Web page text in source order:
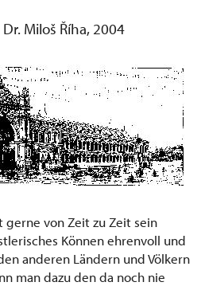
Miloš Říha, 2004
gerne von Zeit zu Zeit sein
Können ehrenvoll und
anderen Ländern und Völkern
man dazu den da noch nie